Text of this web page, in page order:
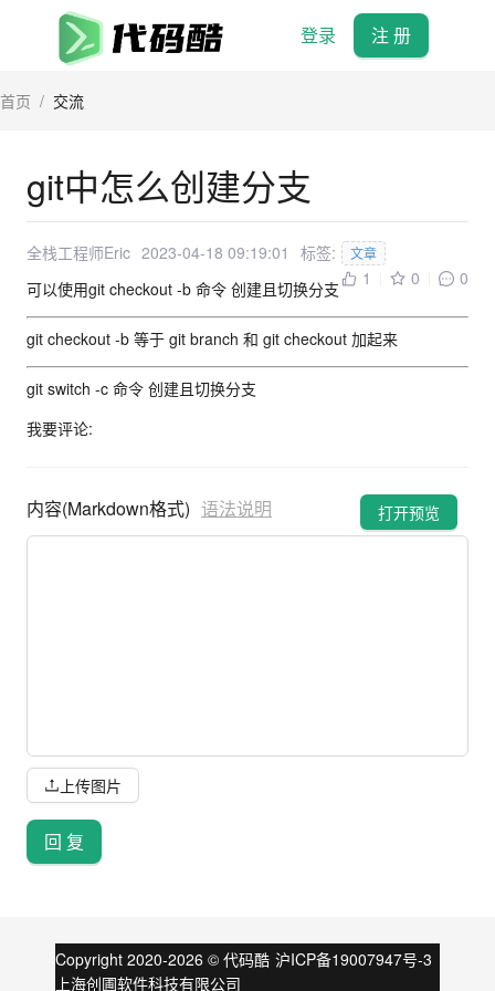
登录 注 册
首页 / 交流
git中怎么创建分支
全栈工程师Eric 2023-04-18 09:19:01 标签: 文章
1 0 0
可以使用git checkout -b 命令 创建且切换分支
git checkout -b 等于 git branch 和 git checkout 加起来
git switch -c 命令 创建且切换分支
我要评论:
内容(Markdown格式) 语法说明 打开预览
上传图片
回 复
Copyright 2020-2026 © 代码酷 沪ICP备19007947号-3
上海创圃软件科技有限公司